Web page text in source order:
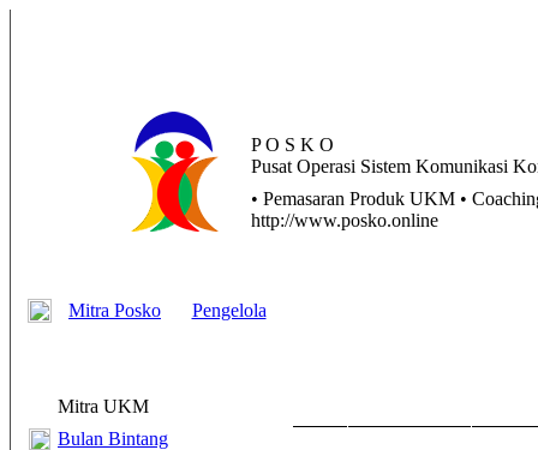
P O S K O
Pusat Operasi Sistem Komunikasi
• Pemasaran Produk UKM •
http://www.posko.online
Mitra Posko Pengelola
Mitra UKM
Bulan Bintang